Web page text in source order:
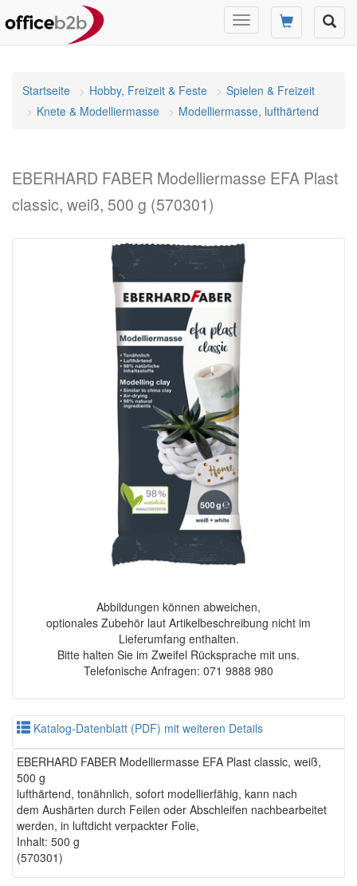
Navigation
umschalten
Startseite Hobby, Freizeit & Feste
Spielen & Freizeit
Knete & Modelliermasse
Modelliermasse, lufthärtend
EBERHARD FABER Modelliermasse EFA Plast
classic, weiß, 500 g (570301)
Abbildungen können abweichen,
optionales Zubehör laut Artikelbeschreibung nicht im
Lieferumfang enthalten.
Bitte halten Sie im Zweifel Rücksprache mit uns.
Telefonische Anfragen: 071 9888 980
Katalog-Datenblatt (PDF) mit weiteren Details
EBERHARD FABER Modelliermasse EFA Plast classic, weiß,
500 g
lufthärtend, tonähnlich, sofort modellierfähig, kann nach
dem Aushärten durch Feilen oder Abschleifen nachbearbeitet
werden, in luftdicht verpackter Folie,
Inhalt: 500 g
(570301)